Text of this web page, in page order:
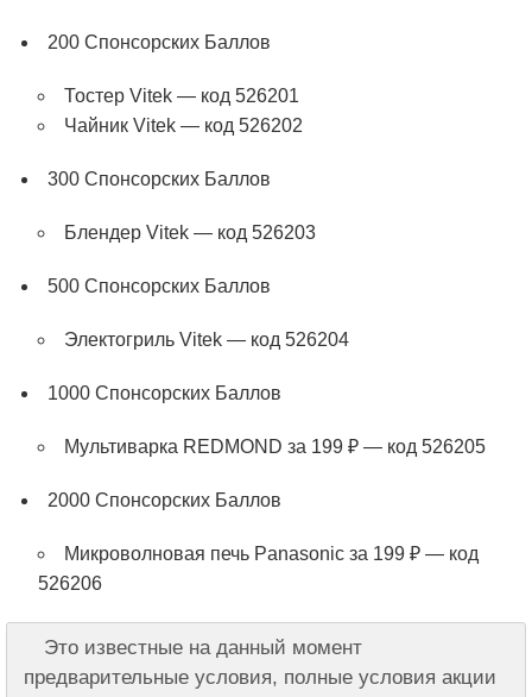
200 Спонсорских Баллов
Тостер Vitek — код 526201
Чайник Vitek — код 526202
300 Спонсорских Баллов
Блендер Vitek — код 526203
500 Спонсорских Баллов
Электогриль Vitek — код 526204
1000 Спонсорских Баллов
Мультиварка REDMOND за 199 ₽ — код 526205
2000 Спонсорских Баллов
Микроволновая печь Panasonic за 199 ₽ — код
526206
Это известные на данный момент
предварительные условия, полные условия акции